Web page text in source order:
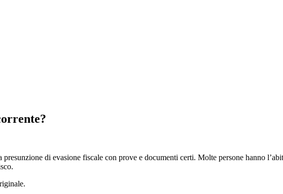
di evasione fiscale con prove e documenti certi. Molte persone hanno